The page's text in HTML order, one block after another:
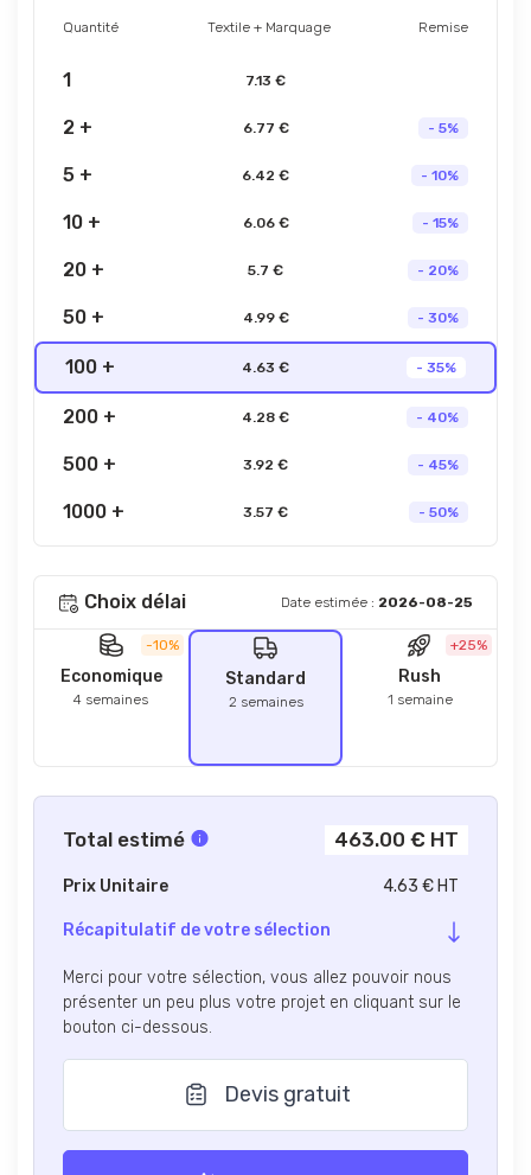
Quantité Textile + Marquage Remise
1 7.13 €
2 + 6.77 € - 5%
5 + 6.42 € - 10%
10 + 6.06 € - 15%
20 + 5.7 € - 20%
50 + 4.99 € - 30%
100 + 4.63 € - 35%
200 + 4.28 € - 40%
500 + 3.92 € - 45%
1000 + 3.57 € - 50%
Choix délai Date estimée : 2026-08-25
-10%
Economique
4 semaines
Standard
2 semaines
+25%
Rush
1 semaine
Total estimé 463.00 € HT
Prix Unitaire 4.63 € HT
Récapitulatif de votre sélection
Merci pour votre sélection, vous allez pouvoir nous
présenter un peu plus votre projet en cliquant sur le
bouton ci-dessous.
Devis gratuit